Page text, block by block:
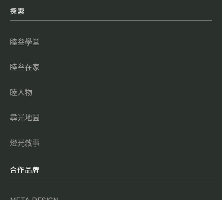
探索
睦叁學堂
睦叁在家
睦人物
尋光地圖
燈光敘事
合作品牌